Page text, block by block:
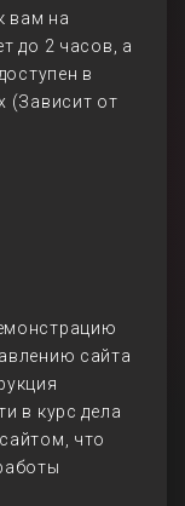
вам на
до 2 часов, а
в
(Зависит от
сайта
в курс дела
что